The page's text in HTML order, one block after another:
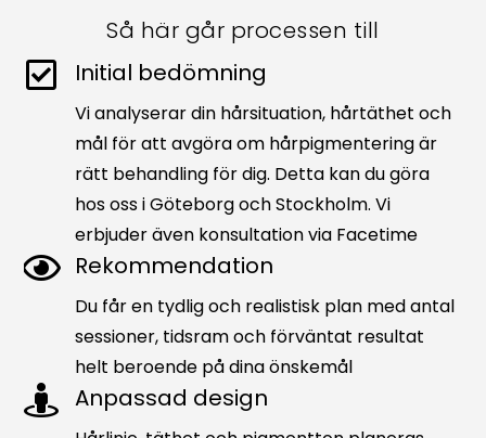
e
r
n
a
t
i
v
e
Så här går processen till
Initial bedömning
Vi analyserar din hårsituation, hårtäthet och
mål för att avgöra om hårpigmentering är
rätt behandling för dig. Detta kan du göra
hos oss i Göteborg och Stockholm. Vi
erbjuder även konsultation via Facetime
Rekommendation
Du får en tydlig och realistisk plan med antal
sessioner, tidsram och förväntat resultat
helt beroende på dina önskemål
Anpassad design